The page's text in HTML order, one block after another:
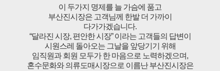
이 두가지 명제를 늘 가슴에 품고
부산진시장은 고객님께 한발 더 가까이
다가가겠습니다.
“달라진 시장, 편안한 시장” 이라는 고객들의 답변이
시원스레 돌아오는 그날을 앞당기기 위해
임직원과 회원 모두가 한 마음으로 노력하겠으며,
혼수문화와 의류도매시장으로 이름난 부산진시장은